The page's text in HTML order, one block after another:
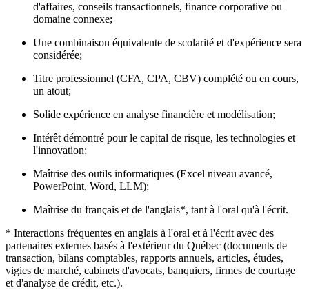
d'affaires, conseils transactionnels, finance corporative ou
domaine connexe;
Une combinaison équivalente de scolarité et d'expérience sera
considérée;
Titre professionnel (CFA, CPA, CBV) complété ou en cours,
un atout;
Solide expérience en analyse financière et modélisation;
Intérêt démontré pour le capital de risque, les technologies et
l'innovation;
Maîtrise des outils informatiques (Excel niveau avancé,
PowerPoint, Word, LLM);
Maîtrise du français et de l'anglais*, tant à l'oral qu'à l'écrit.
* Interactions fréquentes en anglais à l'oral et à l'écrit avec des
partenaires externes basés à l'extérieur du Québec (documents de
transaction, bilans comptables, rapports annuels, articles, études,
vigies de marché, cabinets d'avocats, banquiers, firmes de courtage
et d'analyse de crédit, etc.).